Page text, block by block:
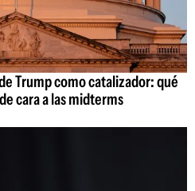
Trump como catalizador: qué
cara a las midterms